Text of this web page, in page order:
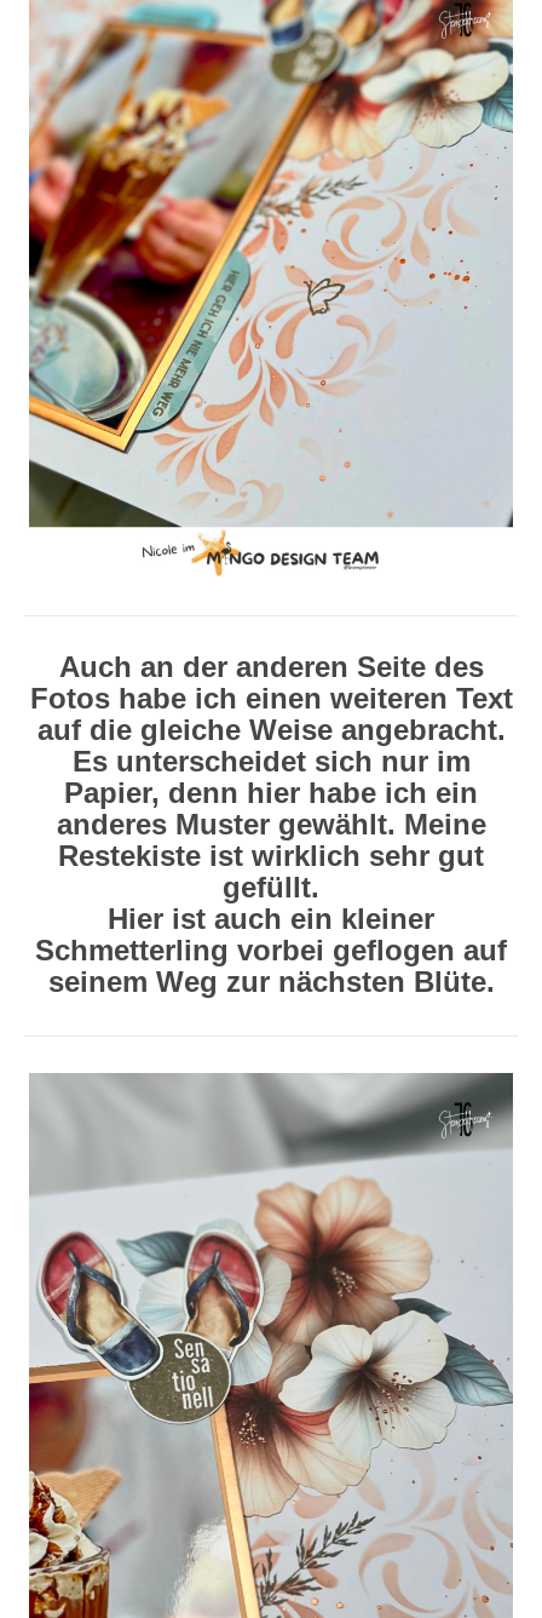
Auch an der anderen Seite des
Fotos habe ich einen weiteren Text
auf die gleiche Weise angebracht.
Es unterscheidet sich nur im
Papier, denn hier habe ich ein
anderes Muster gewählt. Meine
Restekiste ist wirklich sehr gut
gefüllt.
Hier ist auch ein kleiner
Schmetterling vorbei geflogen auf
seinem Weg zur nächsten Blüte.